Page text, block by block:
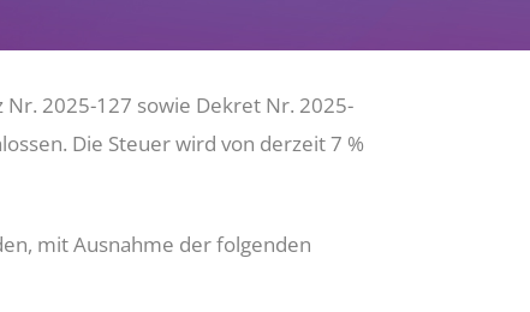
Nr. 2025-127 sowie Dekret Nr. 2025-
Die Steuer wird von derzeit 7 %
mit Ausnahme der folgenden